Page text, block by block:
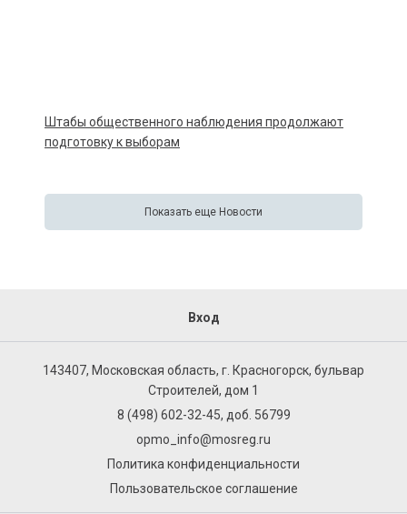
Штабы общественного наблюдения продолжают
подготовку к выборам
Показать еще Новости
Вход
143407, Московская область, г. Красногорск, бульвар
Строителей, дом 1
8 (498) 602-32-45, доб. 56799
opmo_info@mosreg.ru
Политика конфиденциальности
Пользовательское соглашение